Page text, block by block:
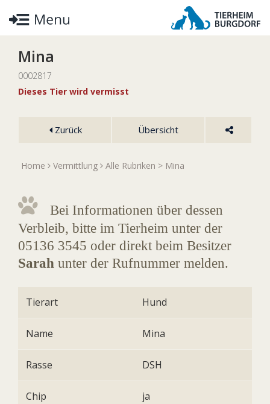
Mina
0002817
Dieses Tier wird vermisst
Zurück Übersicht
Home Vermittlung Alle Rubriken > Mina
Bei Informationen über dessen
Verbleib, bitte im Tierheim unter der
05136 3545 oder direkt beim Besitzer
Sarah unter der Rufnummer melden.
Tierart Hund
Name Mina
Rasse DSH
Chip ja